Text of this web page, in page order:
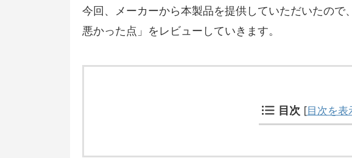
今回、メーカーから本製品を提供していただいたので
悪かった点」をレビューしていきます。
目次 [目次を表